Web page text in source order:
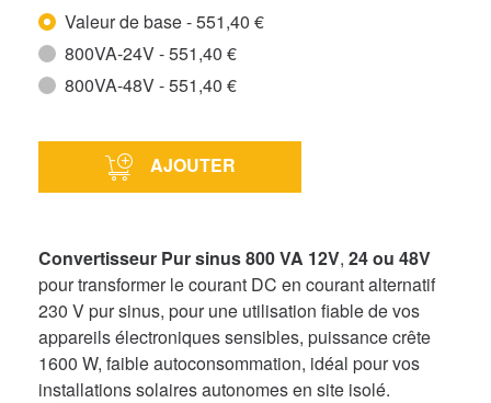
Valeur de base - 551,40 €
800VA-24V - 551,40 €
800VA-48V - 551,40 €
AJOUTER
Convertisseur Pur sinus 800 VA 12V, 24 ou 48V
pour transformer le courant DC en courant alternatif
230 V pur sinus, pour une utilisation fiable de vos
appareils électroniques sensibles, puissance crête
1600 W, faible autoconsommation, idéal pour vos
installations solaires autonomes en site isolé.